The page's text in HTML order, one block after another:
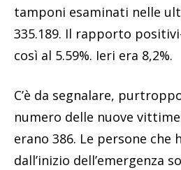
tamponi esaminati nelle
335.189. Il rapporto
così al 5.59%. Ieri era 8,2%.
C’è da segnalare,
numero delle nuove
erano 386. Le persone che
dall’inizio dell’emergenza